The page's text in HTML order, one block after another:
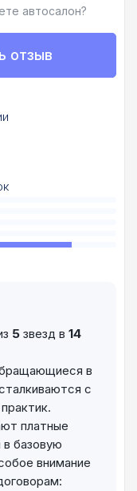
автосалон?
отзыв
5 звезд в 14
в
с
платные
базовую
внимание